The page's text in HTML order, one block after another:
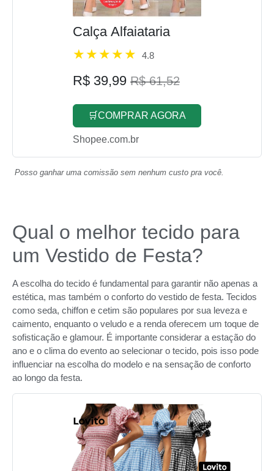
Calça Alfaiataria
4.8
R$ 39,99 R$ 61,52
🛒COMPRAR AGORA
Shopee.com.br
Posso ganhar uma comissão sem nenhum custo pra você.
Qual o melhor tecido para
um Vestido de Festa?
A escolha do tecido é fundamental para garantir não apenas a
estética, mas também o conforto do vestido de festa. Tecidos
como seda, chiffon e cetim são populares por sua leveza e
caimento, enquanto o veludo e a renda oferecem um toque de
sofisticação e glamour. É importante considerar a estação do
ano e o clima do evento ao selecionar o tecido, pois isso pode
influenciar na escolha do modelo e na sensação de conforto
ao longo da festa.